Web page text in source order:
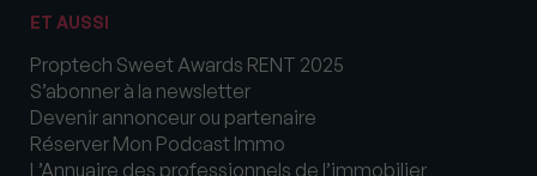
ET AUSSI
Proptech Sweet Awards RENT 2025
S’abonner à la newsletter
Devenir annonceur ou partenaire
Réserver Mon Podcast Immo
L’Annuaire des professionnels de l’immobilier